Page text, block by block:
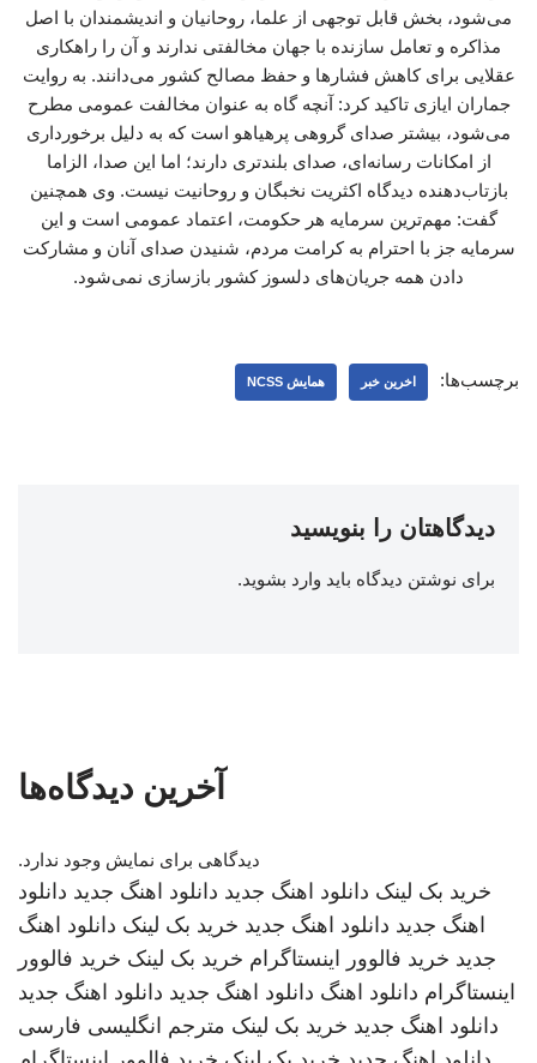
می‌شود، بخش قابل توجهی از علما، روحانیان و اندیشمندان با اصل
مذاکره و تعامل سازنده با جهان مخالفتی ندارند و آن را راهکاری
عقلایی برای کاهش فشارها و حفظ مصالح کشور می‌دانند. به روایت
جماران ایازی تاکید کرد: آنچه گاه به عنوان مخالفت عمومی مطرح
می‌شود، بیشتر صدای گروهی پرهیاهو است که به دلیل برخورداری
از امکانات رسانه‌ای، صدای بلندتری دارند؛ اما این صدا، الزاما
بازتاب‌دهنده دیدگاه اکثریت نخبگان و روحانیت نیست. وی همچنین
گفت: مهم‌ترین سرمایه هر حکومت، اعتماد عمومی است و این
سرمایه جز با احترام به کرامت مردم، شنیدن صدای آنان و مشارکت
دادن همه جریان‌های دلسوز کشور بازسازی نمی‌شود.
برچسب‌ها: اخرین خبر همایش NCSS
دیدگاهتان را بنویسید
برای نوشتن دیدگاه باید وارد بشوید.
آخرین دیدگاه‌ها
دیدگاهی برای نمایش وجود ندارد.
خرید بک لینک دانلود اهنگ جدید دانلود اهنگ جدید دانلود
اهنگ جدید دانلود اهنگ جدید خرید بک لینک دانلود اهنگ
جدید خرید فالوور اینستاگرام خرید بک لینک خرید فالوور
اینستاگرام دانلود اهنگ دانلود اهنگ جدید دانلود اهنگ جدید
دانلود اهنگ جدید خرید بک لینک مترجم انگلیسی فارسی